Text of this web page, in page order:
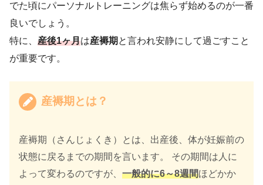
でた頃にパーソナルトレーニングは焦らず始めるのが一番
良いでしょう。
特に、 産後1ヶ月は産褥期 と言われ安静にして過ごすこと
が重要です。
産褥期とは？
産褥期（さんじょくき）とは、出産後、体が妊娠前の
状態に戻るまでの期間を言います。 その期間は人に
よって変わるのですが、 一般的に6～8週間ほどかか